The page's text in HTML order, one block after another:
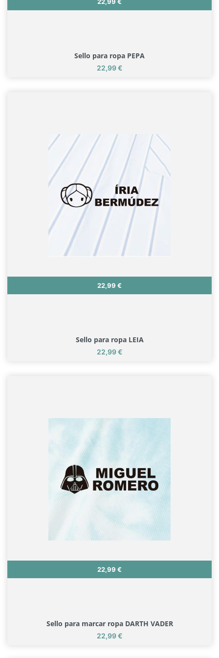
Sello para ropa PEPA
Precio
22,99 €
Precio
22,99 €
Sello para ropa LEIA
Precio
22,99 €
Precio
22,99 €
Sello para marcar ropa DARTH VADER
Precio
22,99 €